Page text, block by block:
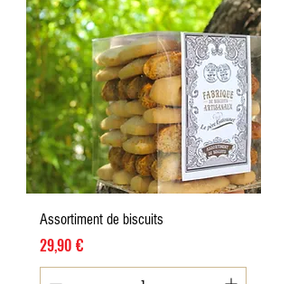
Assortiment de biscuits
Prix
29,90 €